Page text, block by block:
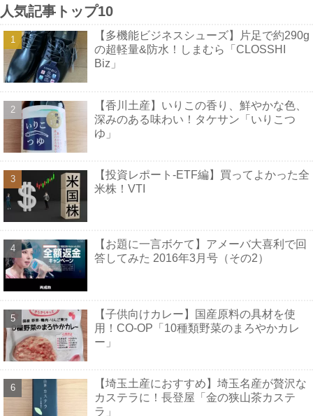
人気記事トップ10
【多機能ビジネスシューズ】片足で約290g
の超軽量&防水！しまむら「CLOSSHI
Biz」
【香川土産】いりこの香り、鮮やかな色、
深みのある味わい！タケサン「いりこつ
ゆ」
【投資レポート-ETF編】買ってよかった全
米株！VTI
【お題に一言ボケて】アメーバ大喜利で回
答してみた 2016年3月号（その2）
【子供向けカレー】国産原料の具材を使
用！CO-OP「10種類野菜のまろやかカレ
ー」
【埼玉土産におすすめ】埼玉名産が贅沢な
カステラに！長登屋「金の狭山茶カステ
ラ」